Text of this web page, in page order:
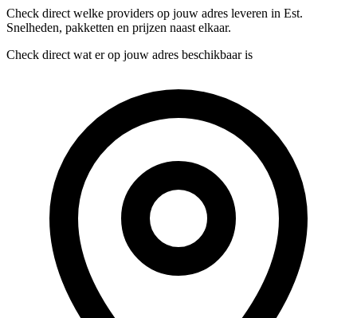
Check direct welke providers op jouw adres leveren in Est.
Snelheden, pakketten en prijzen naast elkaar.
Check direct wat er op jouw adres beschikbaar is